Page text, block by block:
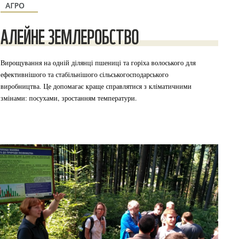
АГРО
АЛЕЙНЕ ЗЕМЛЕРОБСТВО
Вирощування на одній ділянці пшениці та горіха волоського для
ефективнішого та стабільнішого сільськогосподарського
виробництва. Це допомагає краще справлятися з кліматичними
змінами: посухами, зростанням температури.